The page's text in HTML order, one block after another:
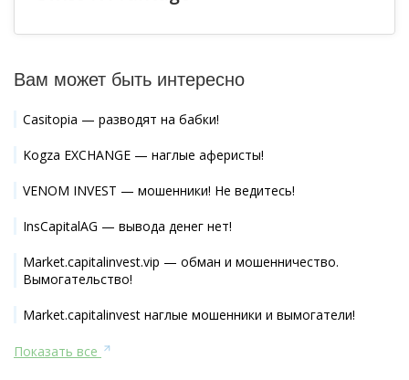
Вам может быть интересно
Casitopia — разводят на бабки!
Kogza EXCHANGE — наглые аферисты!
VENOM INVEST — мошенники! Не ведитесь!
InsCapitalAG — вывода денег нет!
Market.capitalinvest.vip — обман и мошенничество.
Вымогательство!
Market.capitalinvest наглые мошенники и вымогатели!
Показать все